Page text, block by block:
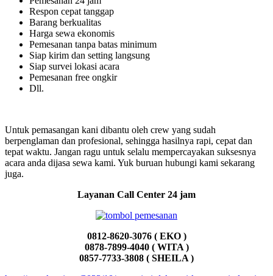
Respon cepat tanggap
Barang berkualitas
Harga sewa ekonomis
Pemesanan tanpa batas minimum
Siap kirim dan setting langsung
Siap survei lokasi acara
Pemesanan free ongkir
Dll.
Untuk pemasangan kani dibantu oleh crew yang sudah
berpenglaman dan profesional, sehingga hasilnya rapi, cepat dan
tepat waktu. Jangan ragu untuk selalu mempercayakan suksesnya
acara anda dijasa sewa kami. Yuk buruan hubungi kami sekarang
juga.
Layanan Call Center 24 jam
0812-8620-3076 ( EKO )
0878-7899-4040 ( WITA )
0857-7733-3808 ( SHEILA )